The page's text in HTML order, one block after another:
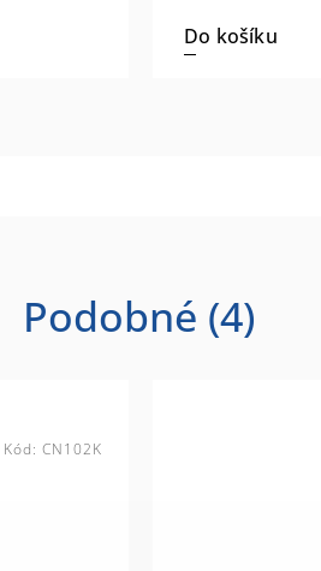
Do košíku
Podobné (4)
Kód: CN102K